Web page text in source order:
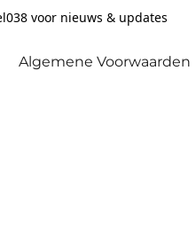
voor nieuws & updates
Algemene Voorwaarden